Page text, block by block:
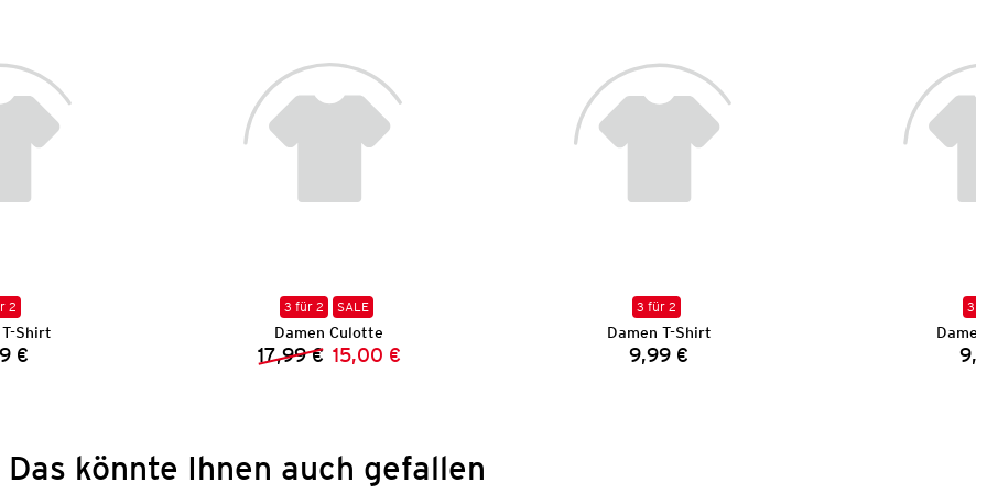
2
Shirt
€
3 für 2 SALE
Damen Culotte
Vorheriger Preis:
17,99 € Neuer Preis:
15,00 €
3 für 2
Damen T-Shirt
Preis:
9,99 €
3
Das könnte Ihnen auch gefallen